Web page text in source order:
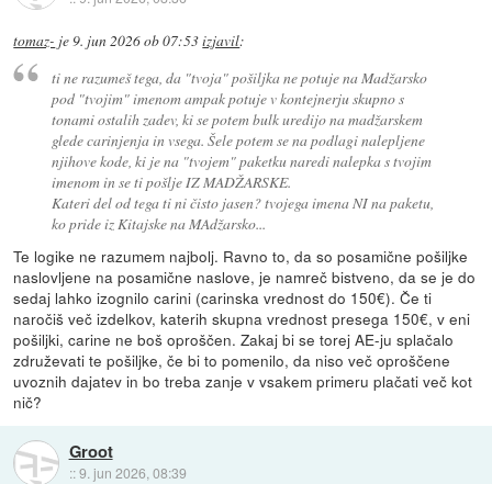
tomaz- je9. jun 2026 ob 07:53izjavil:
ti ne razumeš tega, da "tvoja" pošiljka ne potuje na Madžarsko
pod "tvojim" imenom ampak potuje v kontejnerju skupno s
tonami ostalih zadev, ki se potem bulk uredijo na madžarskem
glede carinjenja in vsega. Šele potem se na podlagi nalepljene
njihove kode, ki je na "tvojem" paketku naredi nalepka s tvojim
imenom in se ti pošlje IZ MADŽARSKE.
Kateri del od tega ti ni čisto jasen? tvojega imena NI na paketu,
ko pride iz Kitajske na MAdžarsko...
Te logike ne razumem najbolj. Ravno to, da so posamične pošiljke
naslovljene na posamične naslove, je namreč bistveno, da se je do
sedaj lahko izognilo carini (carinska vrednost do 150€). Če ti
naročiš več izdelkov, katerih skupna vrednost presega 150€, v eni
pošiljki, carine ne boš oproščen. Zakaj bi se torej AE-ju splačalo
združevati te pošiljke, če bi to pomenilo, da niso več oproščene
uvoznih dajatev in bo treba zanje v vsakem primeru plačati več kot
nič?
Groot
::9. jun 2026, 08:39